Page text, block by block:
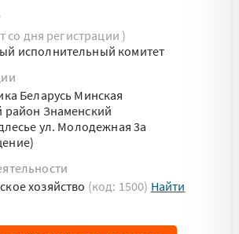
со дня регистрации )
исполнительный комитет
Беларусь Минская
район Знаменский
ул. Молодежная 3а
хозяйство (код: 1500) Найти